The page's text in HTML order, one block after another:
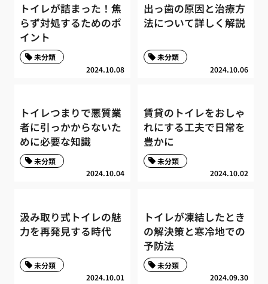
トイレが詰まった！焦
らず対処するためのポ
イント
2024.10.08
未分類
出っ歯の原因と治療方
法について詳しく解説
2024.10.06
未分類
トイレつまりで悪質業
者に引っかからないた
めに必要な知識
2024.10.04
未分類
賃貸のトイレをおしゃ
れにする工夫で日常を
豊かに
2024.10.02
未分類
汲み取り式トイレの魅
力を再発見する時代
2024.10.01
未分類
トイレが凍結したとき
の解決策と寒冷地での
予防法
2024.09.30
未分類